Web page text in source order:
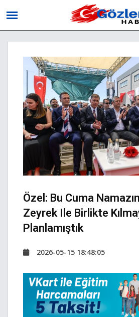
Özel: Bu Cuma
Zeyrek Ile Birlikte
Planlamıştık
2026-05-15 18:48:05